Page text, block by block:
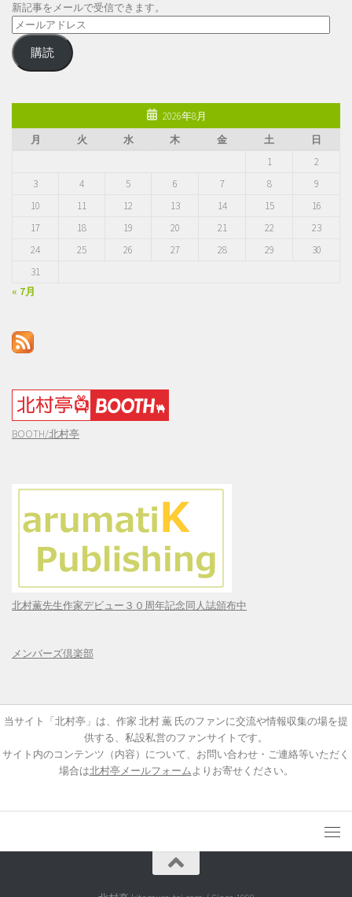
新記事をメールで受信できます。
メ
ー
ル
ア
レ
購読
2026年8月
月
火 水 木 金 土
日
1
2
3
4 5 6 7 8
9
10
11 12 13 14 15
16
17
18 19 20 21 22
23
24
25 26 27 28 29
30
31
« 7月
BOOTH/北村亭
北村薫先生作家デビュー３０周年記念同人誌頒布中
メンバーズ倶楽部
当サイト「北村亭」は、作家 北村 薫 氏のファンに交流や情報収集の場を提
供する、私設私営のファンサイトです。
サイト内のコンテンツ（内容）について、お問い合わせ・ご連絡等いただく
場合は北村亭メールフォームよりお寄せください。